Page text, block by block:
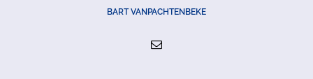
BART VANPACHTENBEKE